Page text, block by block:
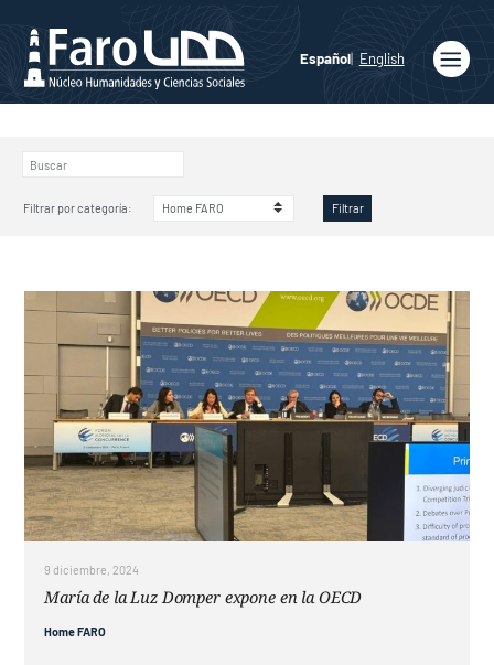
Español English
Quiénes
Medios
Agenda
Ediciones
Faro UDD
Contacto
Filtrar por categoría: Filtrar
9 diciembre, 2024
María de la Luz Domper expone en la OECD
Home FARO